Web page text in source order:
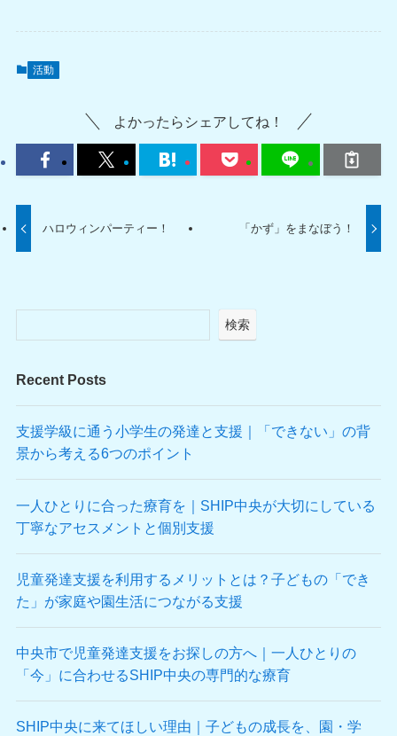
活動
よかったらシェアしてね！
ハロウィンパーティー！ 「かず」をまなぼう！
検索
Recent Posts
支援学級に通う小学生の発達と支援｜「できない」の背
景から考える6つのポイント
一人ひとりに合った療育を｜SHIP中央が大切にしている
丁寧なアセスメントと個別支援
児童発達支援を利用するメリットとは？子どもの「でき
た」が家庭や園生活につながる支援
中央市で児童発達支援をお探しの方へ｜一人ひとりの
「今」に合わせるSHIP中央の専門的な療育
SHIP中央に来てほしい理由｜子どもの成長を、園・学